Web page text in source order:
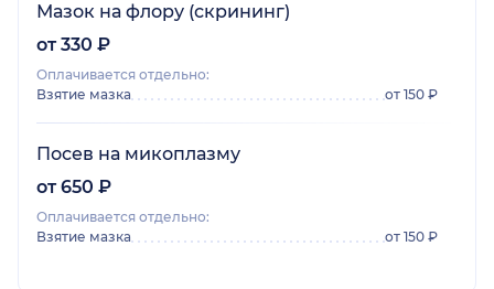
Мазок на флору (скрининг)
от 330 ₽
Оплачивается отдельно:
Взятие мазка
от 150 ₽
Посев на микоплазму
от 650 ₽
Оплачивается отдельно:
Взятие мазка
от 150 ₽